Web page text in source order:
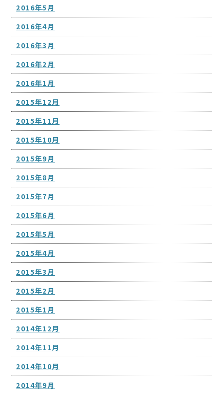
2016年5月
2016年4月
2016年3月
2016年2月
2016年1月
2015年12月
2015年11月
2015年10月
2015年9月
2015年8月
2015年7月
2015年6月
2015年5月
2015年4月
2015年3月
2015年2月
2015年1月
2014年12月
2014年11月
2014年10月
2014年9月